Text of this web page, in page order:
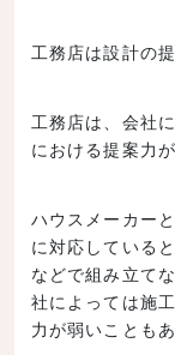
工務店は設計の
工務店は、会社
における提案力
ハウスメーカー
に対応している
などで組み立て
社によっては施
力が弱いこともあ